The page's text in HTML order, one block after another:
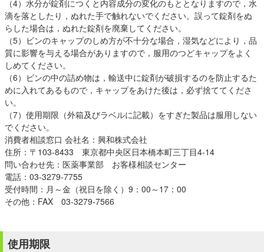
（4）水分が錠剤につくと内容成分の変化のもととなりますので，水
滴を落としたり，ぬれた手で触れないでください。誤って錠剤をぬ
らした場合は，ぬれた錠剤を廃棄してください。
（5）ビンのキャップのしめ方が不十分な場合，湿気などにより，品
質に影響を与える場合がありますので，服用のつどキャップをよく
しめてください。
（6）ビンの中の詰め物は，輸送中に錠剤が破損するのを防止するた
めに入れてあるもので，キャップをあけた後は，必ず捨ててくださ
い。
（7）使用期限（外箱及びラベルに記載）をすぎた製品は服用しない
でください。
消費者相談窓口 会社名：興和株式会社
住所：〒103-8433 東京都中央区日本橋本町三丁目4-14
問い合わせ先：医薬事業部 お客様相談センター
電話：03-3279-7755
受付時間：月～金（祝日を除く）9：00～17：00
その他：FAX 03-3279-7566
使用期限